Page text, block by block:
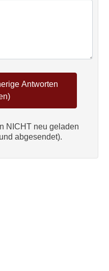
NICHT neu geladen
abgesendet).